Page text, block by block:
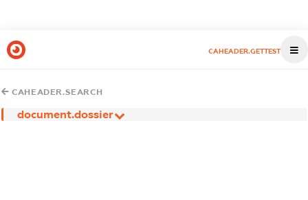
CAHEADER.GETTEST
CAHEADER.SEARCH
document.dossier